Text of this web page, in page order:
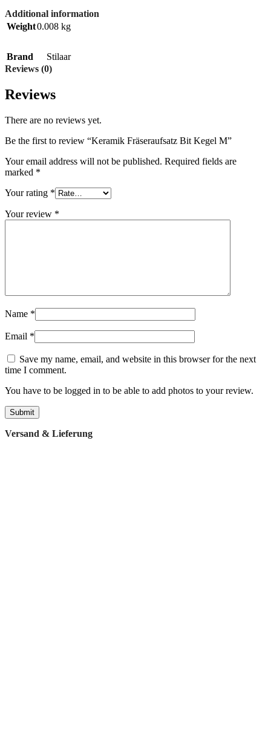
Additional information
Weight0.008 kg
Brand
Stilaar
Reviews (0)
Reviews
There are no reviews yet.
Be the first to review “Keramik Fräseraufsatz Bit Kegel M”
Your email address will not be published. Required fields are
marked *
Your rating *
Your review *
Name *
Email *
Save my name, email, and website in this browser for the next
time I comment.
You have to be logged in to be able to add photos to your review.
Versand & Lieferung